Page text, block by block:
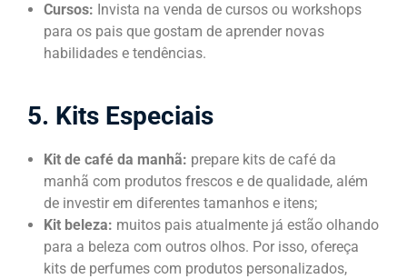
Cursos: Invista na venda de cursos ou workshops
para os pais que gostam de aprender novas
habilidades e tendências.
5. Kits Especiais
Kit de café da manhã: prepare kits de café da
manhã com produtos frescos e de qualidade, além
de investir em diferentes tamanhos e itens;
Kit beleza: muitos pais atualmente já estão olhando
para a beleza com outros olhos. Por isso, ofereça
kits de perfumes com produtos personalizados,